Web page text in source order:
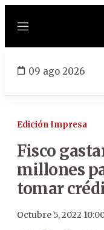
Menú
09 ago 2026
Edición Impresa
Fisco
millones
tomar
Octubre 5, 2022